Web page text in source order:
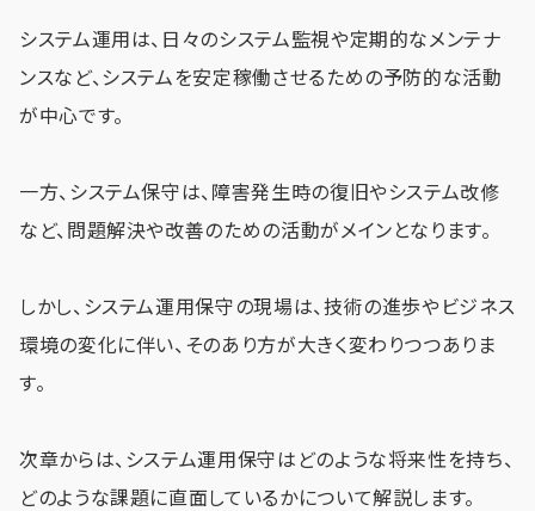
システム運用は、日々のシステム監視や定期的なメンテナ
ンスなど、システムを安定稼働させるための予防的な活動
が中心です。
一方、システム保守は、障害発生時の復旧やシステム改修
など、問題解決や改善のための活動がメインとなります。
しかし、システム運用保守の現場は、技術の進歩やビジネス
環境の変化に伴い、そのあり方が大きく変わりつつありま
す。
次章からは、システム運用保守はどのような将来性を持ち、
どのような課題に直面しているかについて解説します。